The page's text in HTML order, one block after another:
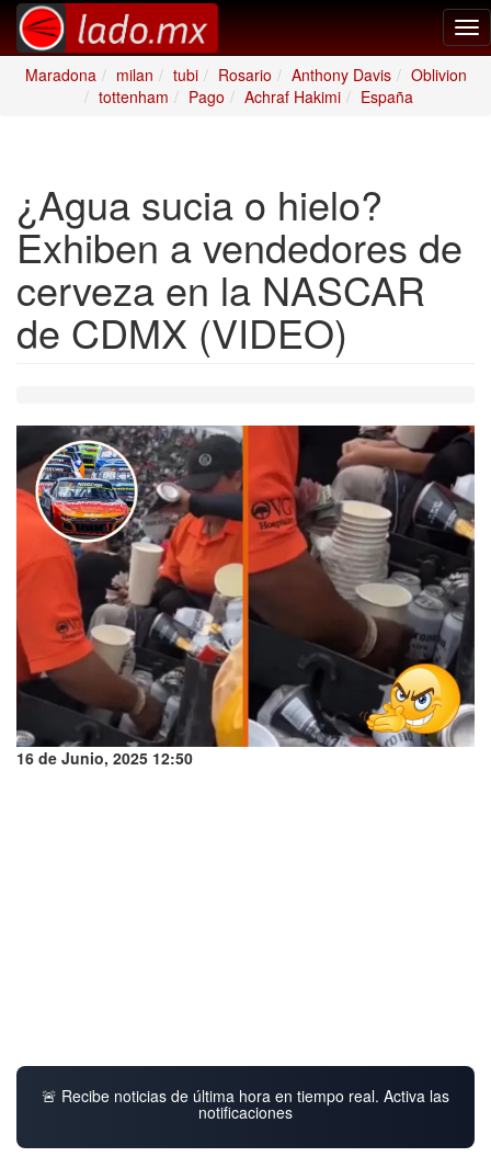
Maradona
milan tubi Rosario Anthony Davis
Oblivion
tottenham
Pago Achraf Hakimi España
¿Agua sucia o hielo?
Exhiben a vendedores de
cerveza en la NASCAR
de CDMX (VIDEO)
16 de Junio, 2025 12:50
🚨 Recibe noticias de última hora en tiempo real. Activa las
notificaciones